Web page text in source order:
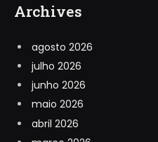
Archives
agosto 2026
julho 2026
junho 2026
maio 2026
abril 2026